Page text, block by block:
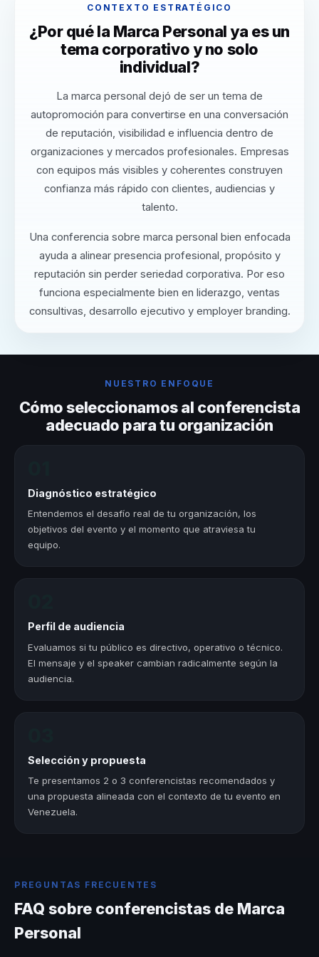
CONTEXTO ESTRATÉGICO
¿Por qué la Marca Personal ya es un
tema corporativo y no solo
individual?
La marca personal dejó de ser un tema de
autopromoción para convertirse en una conversación
de reputación, visibilidad e influencia dentro de
organizaciones y mercados profesionales. Empresas
con equipos más visibles y coherentes construyen
confianza más rápido con clientes, audiencias y
talento.
Una conferencia sobre marca personal bien enfocada
ayuda a alinear presencia profesional, propósito y
reputación sin perder seriedad corporativa. Por eso
funciona especialmente bien en liderazgo, ventas
consultivas, desarrollo ejecutivo y employer branding.
NUESTRO ENFOQUE
Cómo seleccionamos al conferencista
adecuado para tu organización
Diagnóstico estratégico
Entendemos el desafío real de tu organización, los
objetivos del evento y el momento que atraviesa tu
equipo.
Perfil de audiencia
Evaluamos si tu público es directivo, operativo o técnico.
El mensaje y el speaker cambian radicalmente según la
audiencia.
Selección y propuesta
Te presentamos 2 o 3 conferencistas recomendados y
una propuesta alineada con el contexto de tu evento en
Venezuela.
PREGUNTAS FRECUENTES
FAQ sobre conferencistas de Marca
Personal